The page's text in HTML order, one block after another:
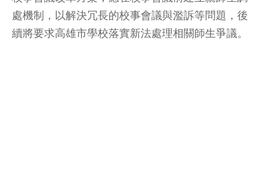
處機制，以解決冗長的校事會議與濫訴等問題，後
續將要求高雄市學校落實新法處理相關師生爭議。